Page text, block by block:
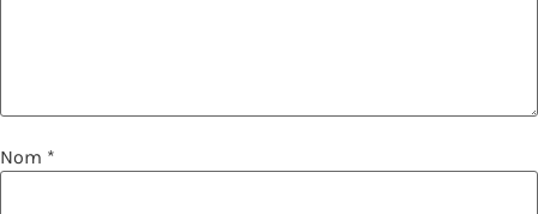
Nom *